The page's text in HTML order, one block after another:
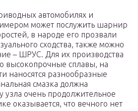
автомобилях и
может послужить шарнир
в народе его прозвали
сходства, также можно
– ШРУС. Для их производства
высокопрочные сплавы, на
наносятся разнообразные
смазка должна
узла очень продолжительное
оказывается, что вечного нет